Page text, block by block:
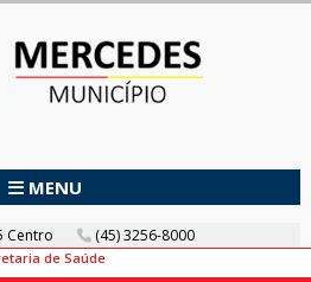
MENU
Centro (45) 3256-8000
de Saúde